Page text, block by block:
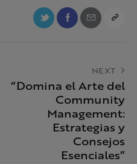
NEXT
“Domina el Arte del
Community
Management:
Estrategias y
Consejos
Esenciales”